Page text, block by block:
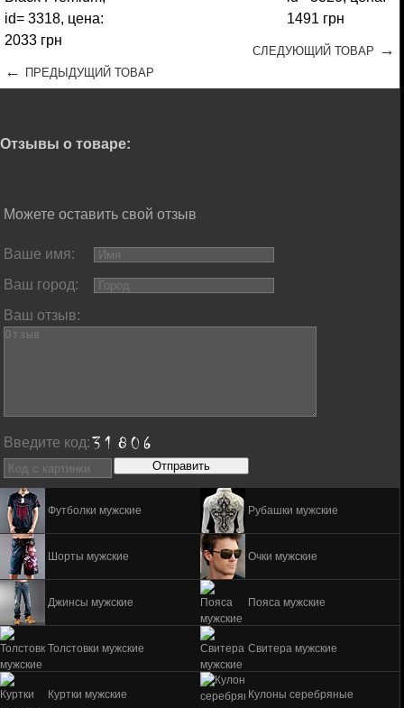
Футболки мужские Рубашки мужские
Шорты мужские Очки мужские
Джинсы мужские Пояса мужские
Толстовки мужские Свитера мужские
Куртки мужские Кулоны серебряные
← ПРЕДЫДУЩИЙ ТОВАР
СЛЕДУЮЩИЙ ТОВАР →
Отзывы о товаре:
Можете оставить свой отзыв
Ваше имя:
Ваш город:
Ваш отзыв:
Введите код: